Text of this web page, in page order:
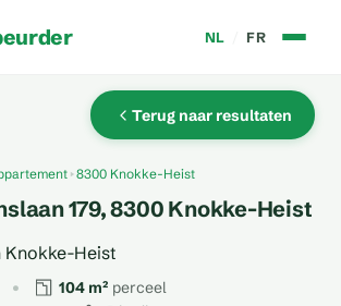
NL FR
Terug naar resultaten
8300 Knokke-Heist
179, 8300 Knokke-Heist
Knokke-Heist
104 m² perceel